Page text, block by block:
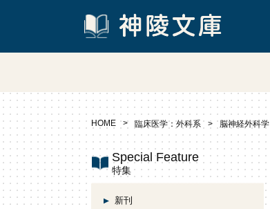
HOME 臨床医学：外科系 脳神経外科学
Special Feature
特集
新刊